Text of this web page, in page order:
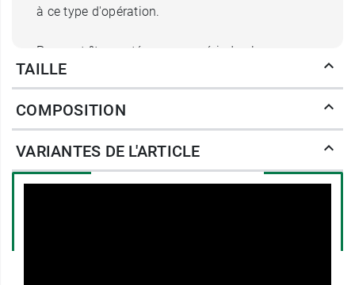
à ce type d'opération.
Pouvant être portée sur une période plus ou
moins longue, la
un haut niveau de confort de manière à préserver
la sérénité de son utilisatrice au quotidien. Or, ce
vêtement post opératoire bénéfice, tout comme
les autres références de la gamme, d'un tissage
qui allie élasthanne et polyester, offrant ainsi un
TAILLE
COMPOSITION
VARIANTES DE L'ARTICLE